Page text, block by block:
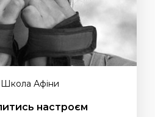
Афіни
настроєм